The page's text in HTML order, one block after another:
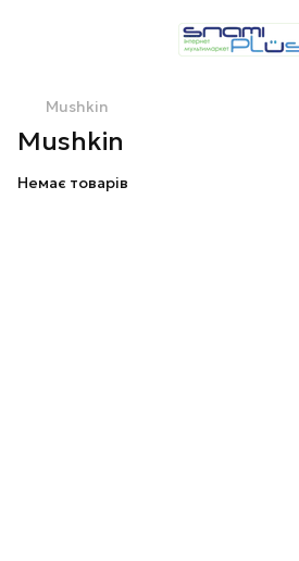
Mushkin
Mushkin
Немає товарів